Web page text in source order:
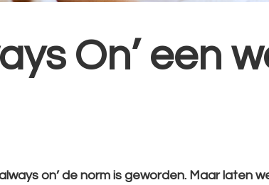
On’ een
on’ de norm is geworden. Maar laten